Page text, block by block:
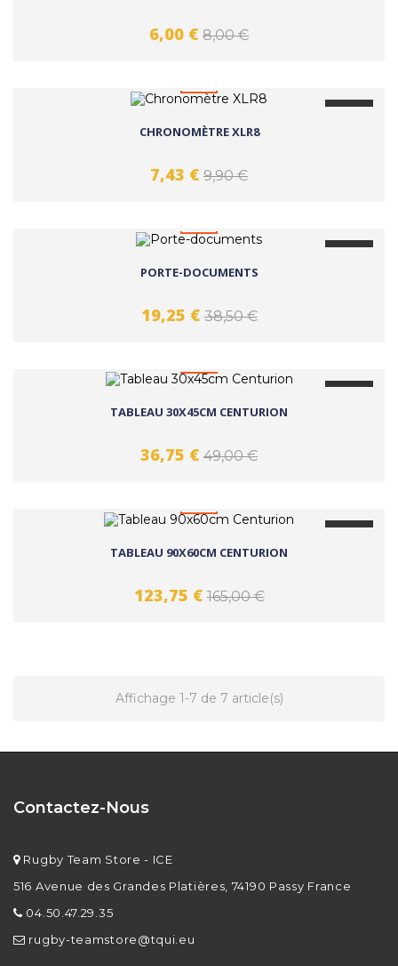
6,00 € 8,00 €
CHRONOMÈTRE XLR8
7,43 € 9,90 €
PORTE-DOCUMENTS
19,25 € 38,50 €
TABLEAU 30X45CM CENTURION
36,75 € 49,00 €
TABLEAU 90X60CM CENTURION
123,75 € 165,00 €
Affichage 1-7 de 7 article(s)
Contactez-Nous
Rugby Team Store - ICE
516 Avenue des Grandes Platières, 74190 Passy France
04.50.47.29.35
rugby-teamstore@tqui.eu